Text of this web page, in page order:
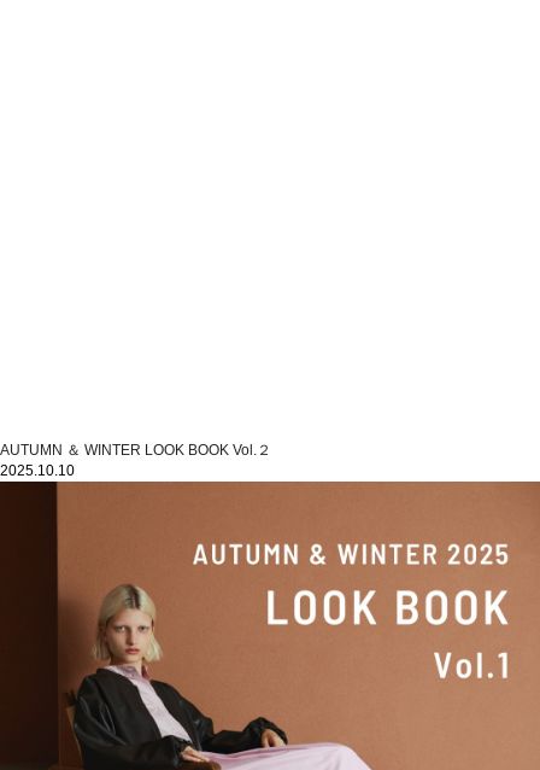
AUTUMN ＆ WINTER LOOK BOOK Vol.２
2025.10.10